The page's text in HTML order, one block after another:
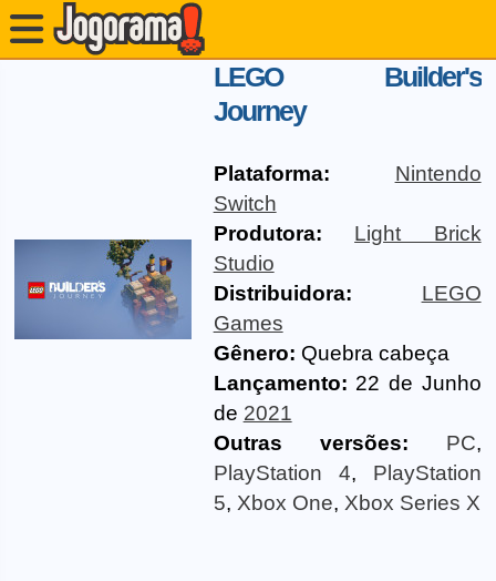
LEGO Builder's
Journey
Plataforma:
Nintendo
Switch
Produtora:
Light Brick
Studio
Distribuidora:
LEGO
Games
Gênero: Quebra cabeça
Lançamento: 22 de Junho
de 2021
Outras versões:
PC,
PlayStation 4, PlayStation
5, Xbox One, Xbox Series X